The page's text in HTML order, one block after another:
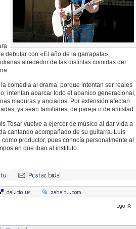
debutar con «El año de la garrapata»,
alrededor de las distintas comidas del
comedia al drama, porque intentan ser reales
intentan abarcar todo el abanico generacional,
maduras y ancianos. Por extensión afectan
ya sean familiares, de pareja o de amistad.
Tosar vuelve a ejercer de músico al dar vida a
cantando acompañado de su guitarra. Luis
productor, pues conocía personalmente al
en que iban al instituto.